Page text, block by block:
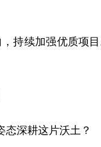
持续加强优质项
深耕这片沃土？